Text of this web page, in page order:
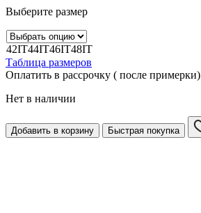
Выберите размер
42IT44IT46IT48IT
Таблица размеров
Оплатить в рассрочку ( после примерки)
Нет в наличии
Добавить в корзину Быстрая покупка